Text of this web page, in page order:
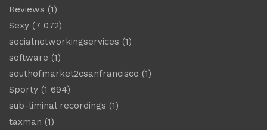
Reviews (1)
Sexy (7 072)
socialnetworkingservices (1)
software (1)
southofmarket2csanfrancisco (1)
Sporty (1 694)
sub-liminal recordings (1)
taxman (1)